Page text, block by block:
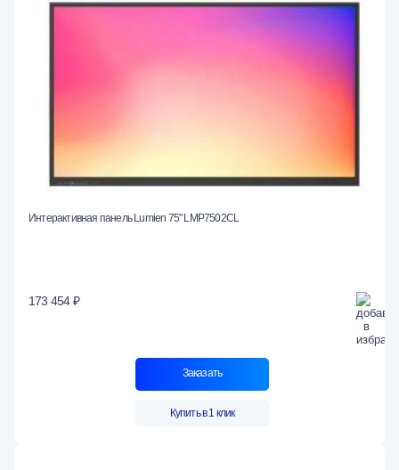
Интерактивная панель Lumien 75" LMP7502CL
173 454 ₽
Заказать
Купить в 1 клик